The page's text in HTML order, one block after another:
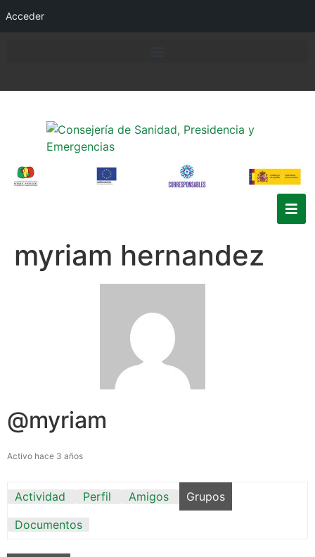
Acceder
myriam hernandez
@myriam
Activo hace 3 años
Actividad Perfil Amigos
Grupos
Documentos